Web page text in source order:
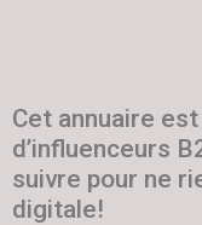
Cet annuaire
d’influenceurs
suivre pour ne
digitale!